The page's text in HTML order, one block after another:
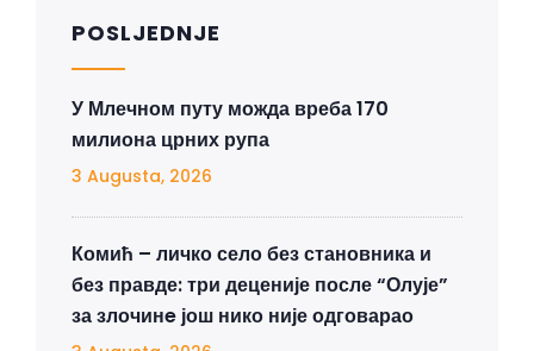
POSLJEDNJE
У Млечном путу можда вреба 170
милиона црних рупа
3 Augusta, 2026
Комић – личко село без становника и
без правде: три деценије после “Олује”
за злочинe још нико није одговарао